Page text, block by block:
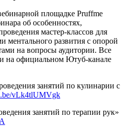
площадке Pruffme
об особенностях,
мастер-классов для
ментального развития с опорой
на вопросы аудитории. Все
на официальном Ютуб-канале
занятий по кулинарии с
vLk4tlUMVgk
занятий по терапии рук»